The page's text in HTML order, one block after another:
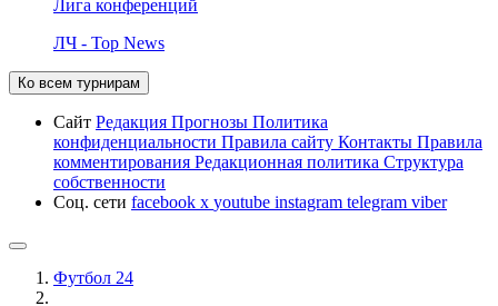
Лига конференций
ЛЧ - Top News
Ко всем турнирам
Сайт Редакция Прогнозы Политика
конфиденциальности Правила сайту Контакты Правила
комментирования Редакционная политика Структура
собственности
Соц. сети facebook x youtube instagram telegram viber
Футбол 24